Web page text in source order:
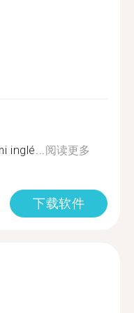
inglé...阅读更多
下载软件